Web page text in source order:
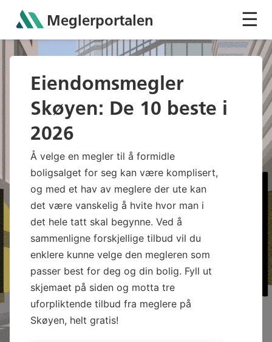
Meglerportalen ☰
Eiendomsmegler
Skøyen: De 10 beste i
2026
Å velge en megler til å formidle
boligsalget for seg kan være komplisert,
og med et hav av meglere der ute kan
det være vanskelig å hvite hvor man i
det hele tatt skal begynne. Ved å
sammenligne forskjellige tilbud vil du
enklere kunne velge den megleren som
passer best for deg og din bolig. Fyll ut
skjemaet på siden og motta tre
uforpliktende tilbud fra meglere på
Skøyen, helt gratis!